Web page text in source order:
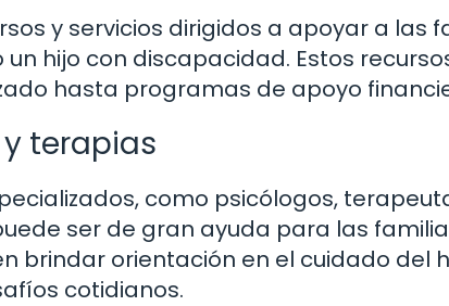
y servicios dirigidos a apoyar a las
hijo con discapacidad. Estos
hasta programas de apoyo
terapias
como psicólogos,
ser de gran ayuda para las
brindar orientación en el cuidado del
cotidianos.